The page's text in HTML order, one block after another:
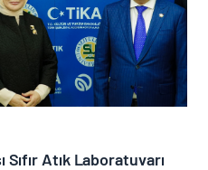
Sıfır Atık Laboratuvarı